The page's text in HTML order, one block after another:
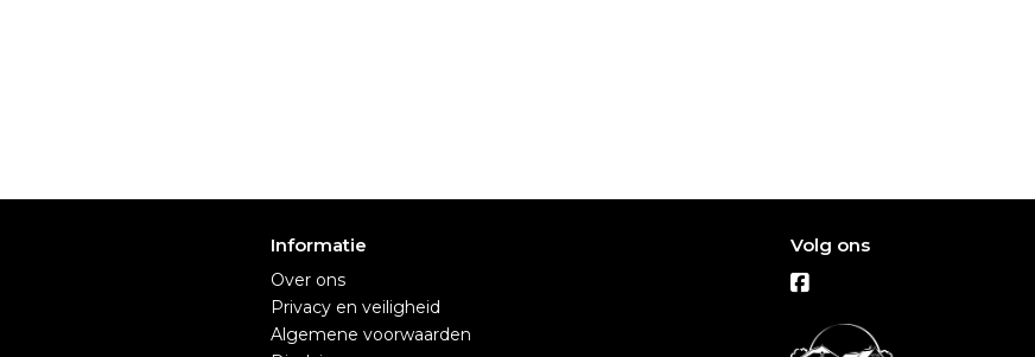
Informatie
Over ons
Privacy en veiligheid
Algemene voorwaarden
Volg ons